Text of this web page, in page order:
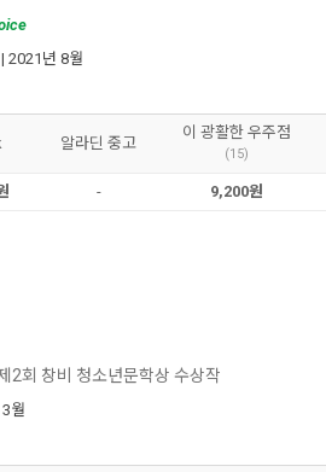
| 2021년 8월
알라딘 중고
이 광활한 우주점
(15)
- 9,200원
2회 창비 청소년문학상 수상작
월